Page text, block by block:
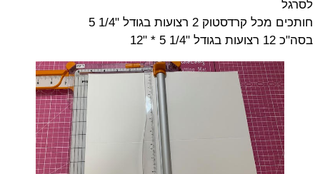
לסרגל
חותכים מכל קרדסטוק 2 רצועות בגודל "1/4 5
בסה"כ 12 רצועות בגודל "1/4 5 * "12